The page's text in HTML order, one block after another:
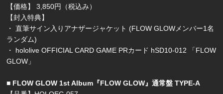
【価格】 3,850円（税込み）
【封入特典】
・ 直筆サイン入りアナザージャケット (FLOW GLOWメンバー1名
ランダム)
・ hololive OFFICIAL CARD GAME PRカード hSD10-012 「FLOW
GLOW」
■ FLOW GLOW 1st Album『FLOW GLOW』通常盤 TYPE-A